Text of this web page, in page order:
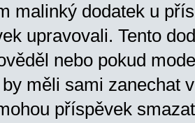
malinký dodatek u
upravovali. Tento
nebo pokud
měli sami zanechat
příspěvek